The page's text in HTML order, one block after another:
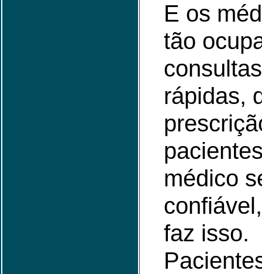
E os
tão
rápidas,
médico
faz isso.